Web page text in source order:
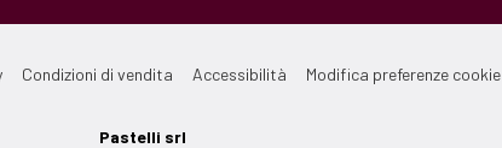
Condizioni di vendita Accessibilità Modifica preferenze cookie
Pastelli srl